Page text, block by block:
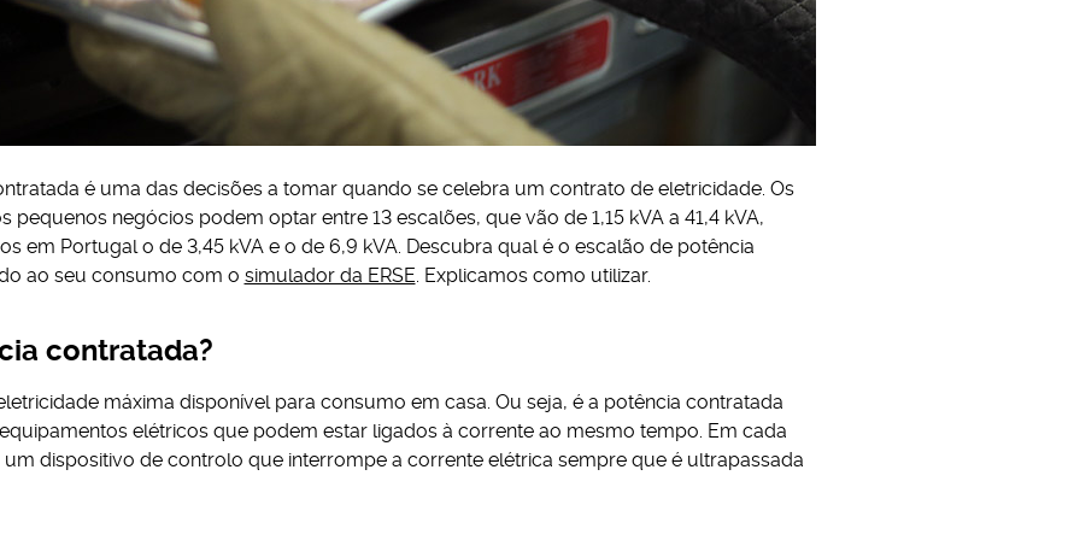
é uma das decisões a tomar quando se celebra um contrato de eletricidade. Os
pequenos negócios podem optar entre 13 escalões, que vão de 1,15 kVA a 41,4 kVA,
em Portugal o de 3,45 kVA e o de 6,9 kVA. Descubra qual é o escalão de potência
ao seu consumo com o simulador da ERSE. Explicamos como utilizar.
contratada?
máxima disponível para consumo em casa. Ou seja, é a potência contratada
elétricos que podem estar ligados à corrente ao mesmo tempo. Em cada
um dispositivo de controlo que interrompe a corrente elétrica sempre que é ultrapassada